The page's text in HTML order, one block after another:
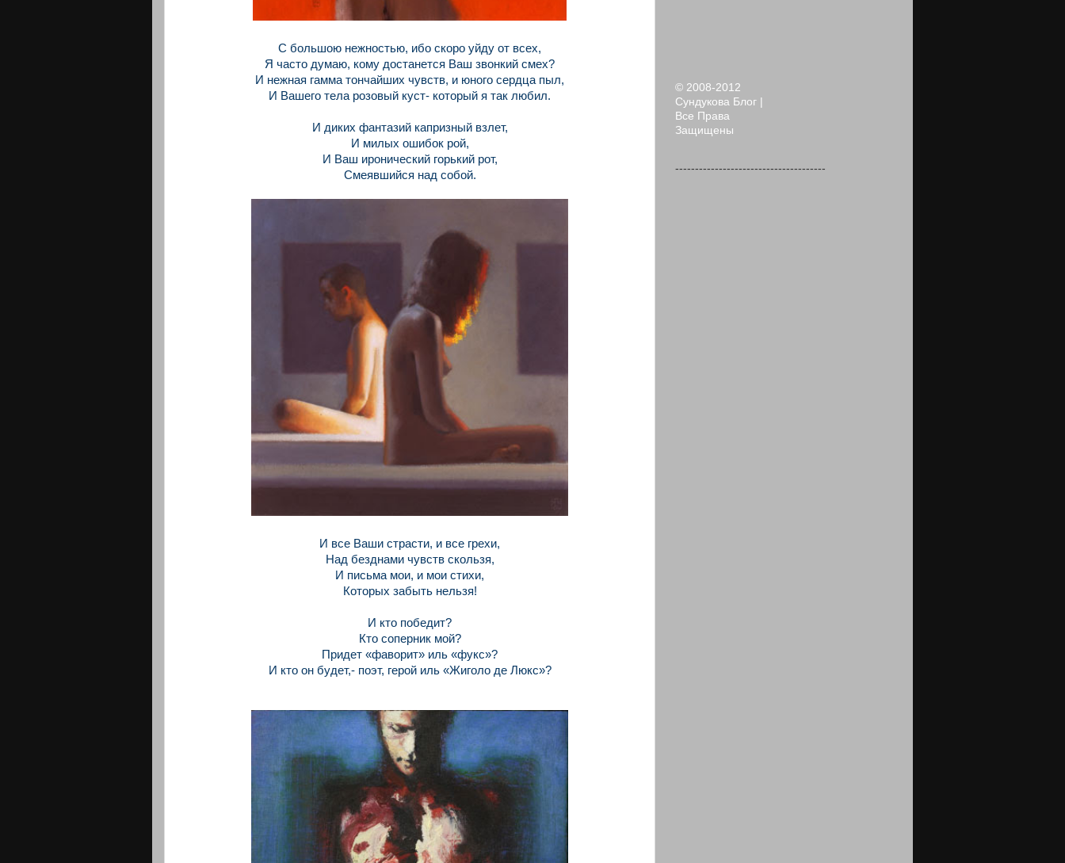
С большою нежностью, ибо скоро уйду от всех,
Я часто думаю, кому достанется Ваш звонкий смех?
И нежная гамма тончайших чувств, и юного сердца пыл,
И Вашего тела розовый куст- который я так любил.
И диких фантазий капризный взлет,
И милых ошибок рой,
И Ваш иронический горький рот,
Смеявшийся над собой.
И все Ваши страсти, и все грехи,
Над безднами чувств скользя,
И письма мои, и мои стихи,
Которых забыть нельзя!
И кто победит?
Кто соперник мой?
Придет «фаворит» иль «фукс»?
И кто он будет,- поэт, герой иль «Жиголо де Люкс»?
© 2008-2012
Сундукова Блог |
Все Права
Защищены
--------------------------------------